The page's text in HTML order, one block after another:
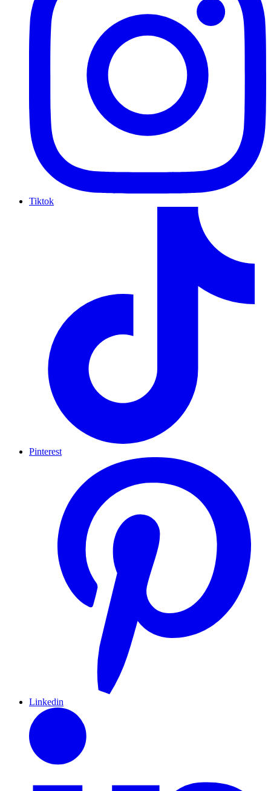
Tiktok
Pinterest
Linkedin